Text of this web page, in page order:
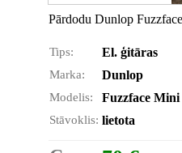
Pārdodu Dunlop
Tips: El. ģitāras
Marka: Dunlop
Modelis: Fuzzface Mini
Stāvoklis: lietota